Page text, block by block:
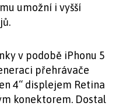
umožní i vyšší
v podobě iPhonu 5
přehrávače
4“ displejem Retina
konektorem. Dostal